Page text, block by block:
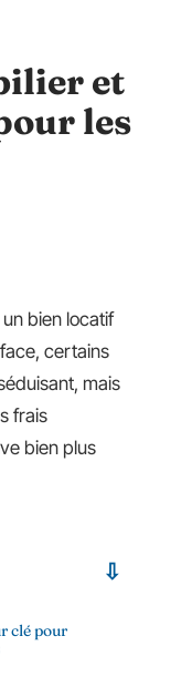
et
les
bien locatif
certains
mais
frais
bien plus
clé pour